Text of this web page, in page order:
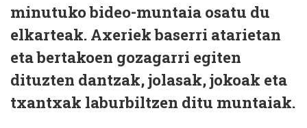
minutuko bideo-muntaia osatu du
elkarteak. Axeriek baserri atarietan
eta bertakoen gozagarri egiten
dituzten dantzak, jolasak, jokoak eta
txantxak laburbiltzen ditu muntaiak.